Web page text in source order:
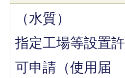
（水質）
指定工場等設置許
可申請（使用届